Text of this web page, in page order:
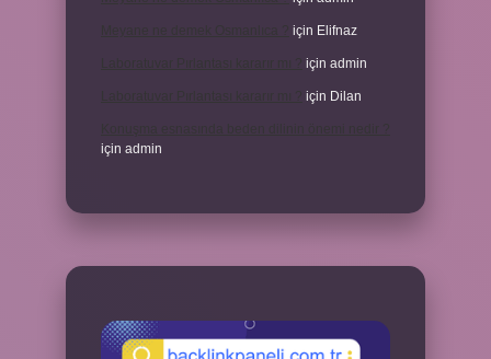
için Elifnaz
için admin
için Dilan
için admin